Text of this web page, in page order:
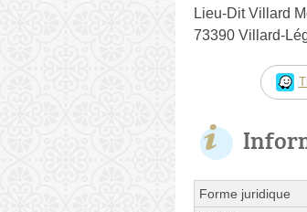
Lieu-Dit Villard
73390 Villard-
Forme juridique